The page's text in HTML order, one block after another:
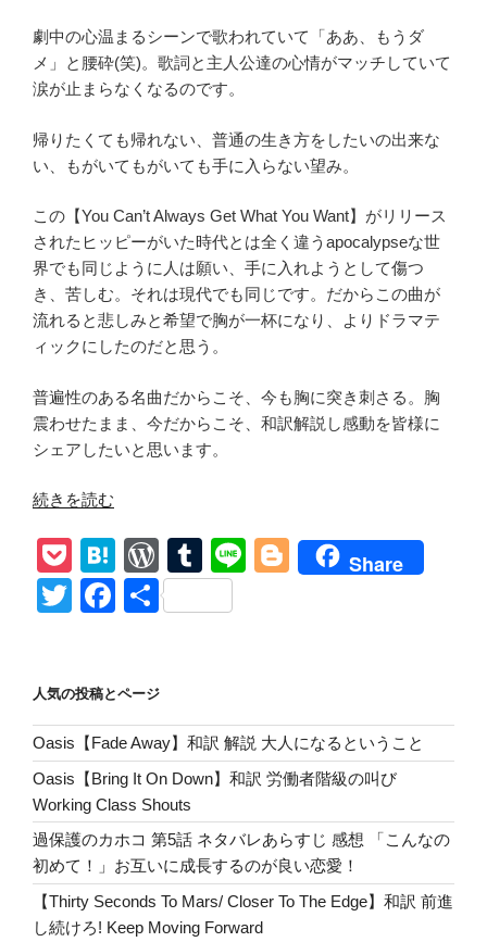
劇中の心温まるシーンで歌われていて「ああ、もうダ
メ」と腰砕(笑)。歌詞と主人公達の心情がマッチしていて
涙が止まらなくなるのです。
帰りたくても帰れない、普通の生き方をしたいの出来な
い、もがいてもがいても手に入らない望み。
この【You Can’t Always Get What You Want】がリリース
されたヒッピーがいた時代とは全く違うapocalypseな世
界でも同じように人は願い、手に入れようとして傷つ
き、苦しむ。それは現代でも同じです。だからこの曲が
流れると悲しみと希望で胸が一杯になり、よりドラマテ
ィックにしたのだと思う。
普遍性のある名曲だからこそ、今も胸に突き刺さる。胸
震わせたまま、今だからこそ、和訳解説し感動を皆様に
シェアしたいと思います。
“和
【The
Rolling
Stones/You
What
You
Want】
詳
し
い
解
説
と
続きを読む
P
o
ck
H
at
e
a
W
or
d
e
ss
T
u
m
Li
Bl
Share
T
er
F
e
b
o
o
k
共
人気の投稿とページ
Oasis【Fade Away】和訳 解説 大人になるということ
Oasis【Bring It On Down】和訳 労働者階級の叫び
Working Class Shouts
過保護のカホコ 第5話 ネタバレあらすじ 感想 「こんなの
初めて！」お互いに成長するのが良い恋愛！
【Thirty Seconds To Mars/ Closer To The Edge】和訳 前進
し続けろ! Keep Moving Forward